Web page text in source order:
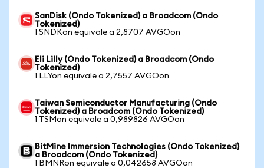
SanDisk (Ondo Tokenized) a Broadcom (Ondo
Tokenized)
1 SNDKon equivale a 2,8707 AVGOon
Eli Lilly (Ondo Tokenized) a Broadcom (Ondo
Tokenized)
1 LLYon equivale a 2,7557 AVGOon
Taiwan Semiconductor Manufacturing (Ondo
Tokenized) a Broadcom (Ondo Tokenized)
1 TSMon equivale a 0,989826 AVGOon
BitMine Immersion Technologies (Ondo Tokenized)
a Broadcom (Ondo Tokenized)
1 BMNRon equivale a 0,042658 AVGOon